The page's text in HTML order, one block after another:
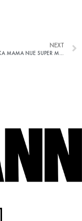
NEXT
NOVA SRPSKA MAMA NIJE SUPER MAMA, ONA JE PAMETNA MAMA